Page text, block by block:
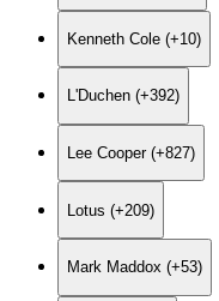
Kenneth Cole (+10)
L'Duchen (+392)
Lee Cooper (+827)
Lotus (+209)
Mark Maddox (+53)